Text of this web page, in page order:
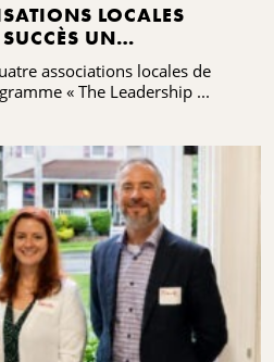
LOCALES
UN
AU
associations locales de
« The Leadership ...